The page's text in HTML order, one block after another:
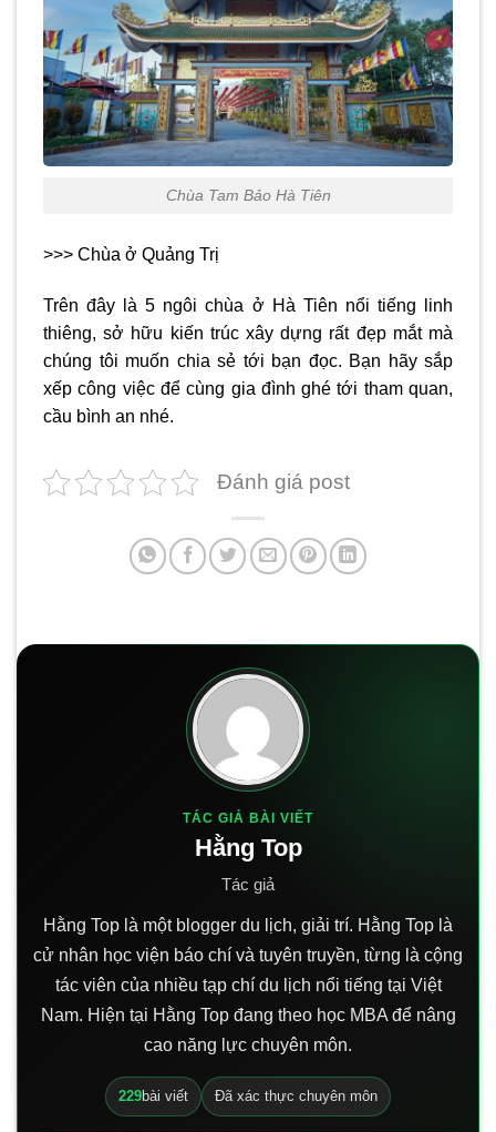
Chùa Tam Bảo Hà Tiên
>>> Chùa ở Quảng Trị
Trên đây là 5 ngôichùa ở Hà Tiên nổi tiếng linh
thiêng, sở hữu kiến trúc xây dựng rất đẹp mắt mà
chúng tôi muốn chia sẻ tới bạn đọc. Bạn hãy sắp
xếp công việc để cùng gia đình ghé tới tham quan,
cầu bình an nhé.
Đánh giá post
TÁC GIẢ BÀI VIẾT
Hằng Top
Tác giả
Hằng Top là một blogger du lịch, giải trí. Hằng Top là
cử nhân học viện báo chí và tuyên truyền, từng là cộng
tác viên của nhiều tạp chí du lịch nổi tiếng tại Việt
Nam. Hiện tại Hằng Top đang theo học MBA để nâng
cao năng lực chuyên môn.
229bài viết Đã xác thực chuyên môn